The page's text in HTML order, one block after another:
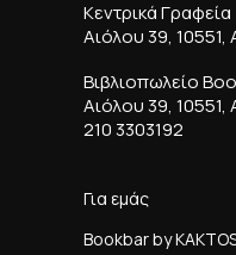
Κεντρικά Γραφεία
Αιόλου 39, 10551,
Βιβλιοπωλείο
Αιόλου 39, 10551,
210 3303192
Για εμάς
Bookbar by